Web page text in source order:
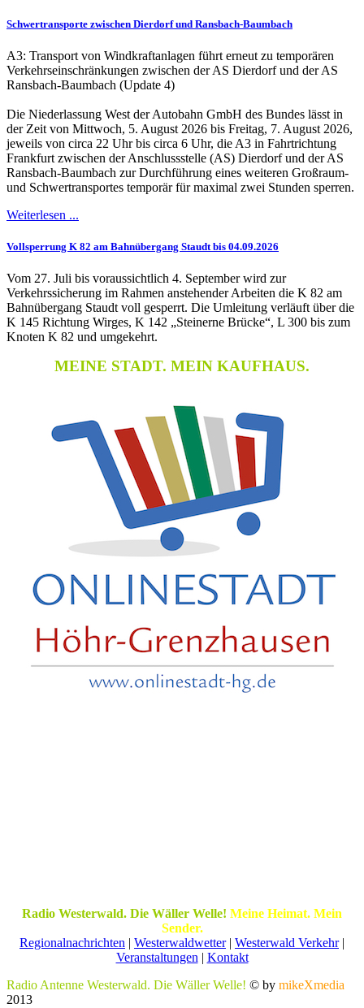
Schwertransporte zwischen Dierdorf und Ransbach-Baumbach
A3: Transport von Windkraftanlagen führt erneut zu temporären
Verkehrseinschränkungen zwischen der AS Dierdorf und der AS
Ransbach-Baumbach (Update 4)
Die Niederlassung West der Autobahn GmbH des Bundes lässt in
der Zeit von Mittwoch, 5. August 2026 bis Freitag, 7. August 2026,
jeweils von circa 22 Uhr bis circa 6 Uhr, die A3 in Fahrtrichtung
Frankfurt zwischen der Anschlussstelle (AS) Dierdorf und der AS
Ransbach-Baumbach zur Durchführung eines weiteren Großraum-
und Schwertransportes temporär für maximal zwei Stunden sperren.
Weiterlesen ...
Vollsperrung K 82 am Bahnübergang Staudt bis 04.09.2026
Vom 27. Juli bis voraussichtlich 4. September wird zur
Verkehrssicherung im Rahmen anstehender Arbeiten die K 82 am
Bahnübergang Staudt voll gesperrt. Die Umleitung verläuft über die
K 145 Richtung Wirges, K 142 „Steinerne Brücke“, L 300 bis zum
Knoten K 82 und umgekehrt.
MEINE STADT. MEIN KAUFHAUS.
Radio Westerwald. Die Wäller Welle! Meine Heimat. Mein
Sender.
Regionalnachrichten | Westerwaldwetter| Westerwald Verkehr|
Veranstaltungen | Kontakt
Radio Antenne Westerwald. Die Wäller Welle! © by mikeXmedia
2013